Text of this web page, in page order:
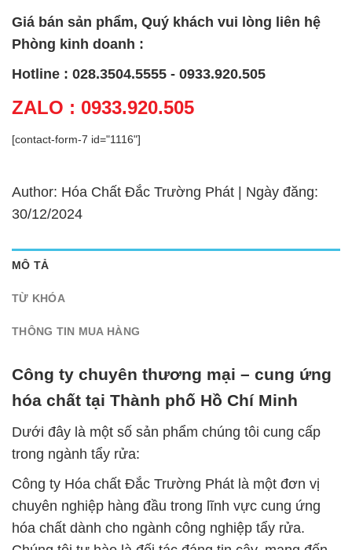
Giá bán sản phẩm, Quý khách vui lòng liên hệ
Phòng kinh doanh :
Hotline : 028.3504.5555 - 0933.920.505
ZALO : 0933.920.505
[contact-form-7 id="1116"]
Author: Hóa Chất Đắc Trường Phát | Ngày đăng:
30/12/2024
MÔ TẢ
TỪ KHÓA
THÔNG TIN MUA HÀNG
Công ty chuyên thương mại – cung ứng
hóa chất tại Thành phố Hồ Chí Minh
Dưới đây là một số sản phẩm chúng tôi cung cấp
trong ngành tẩy rửa:
Công ty Hóa chất Đắc Trường Phát là một đơn vị
chuyên nghiệp hàng đầu trong lĩnh vực cung ứng
hóa chất dành cho ngành công nghiệp tẩy rửa.